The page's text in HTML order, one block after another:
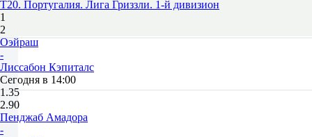
T20. Португалия. Лига Гриззли. 1-й дивизион
1
2
Оэйраш
-
Лиссабон Кэпиталс
Сегодня в 14:00
1.35
2.90
Пенджаб Амадора
-